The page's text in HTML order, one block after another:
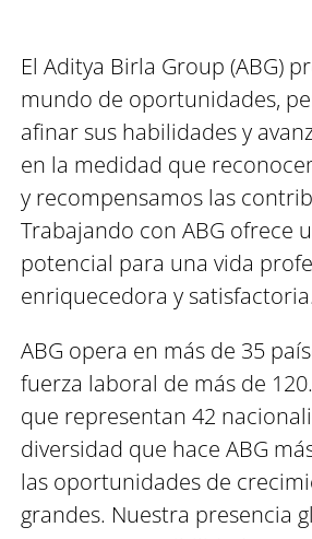
El Aditya Birla Group (ABG)
mundo de oportunidades,
afinar sus habilidades y
en la medidad que
y recompensamos las
Trabajando con ABG ofrece
potencial para una vida
enriquecedora y satisfactoria.
ABG opera en más de 35
fuerza laboral de más de
que representan 42
diversidad que hace ABG
las oportunidades de
grandes. Nuestra presencia